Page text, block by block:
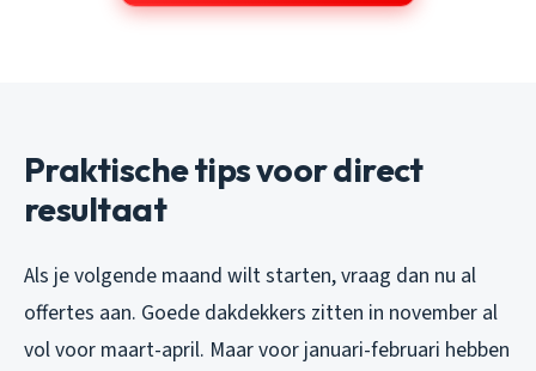
Praktische tips voor direct
resultaat
Als je volgende maand wilt starten, vraag dan nu al
offertes aan. Goede dakdekkers zitten in november al
vol voor maart-april. Maar voor januari-februari hebben